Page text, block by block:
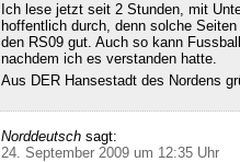
Ich lese jetzt seit 2 Stunden, mit
hoffentlich durch, denn solche
den RS09 gut. Auch so kann
nachdem ich es verstanden hatte.
Aus DER Hansestadt des Nordens
Norddeutsch sagt:
24. September 2009 um 12:35 Uhr